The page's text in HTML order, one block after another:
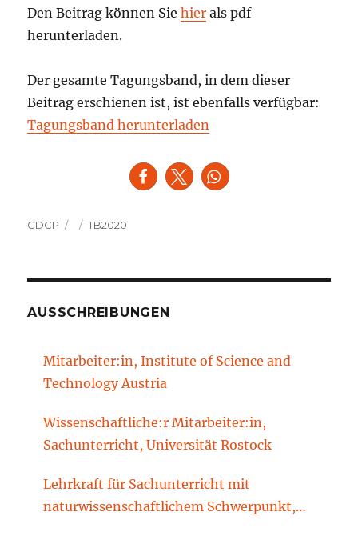
Den Beitrag können Siehier als pdf
herunterladen.
Der gesamte Tagungsband, in dem dieser
Beitrag erschienen ist, ist ebenfalls verfügbar:
Tagungsband herunterladen
Autor
GDCP
Veröffentlicht
Kategorien
TB2020
AUSSCHREIBUNGEN
Mitarbeiter:in, Institute of Science and
Technology Austria
Wissenschaftliche:r Mitarbeiter:in,
Sachunterricht, Universität Rostock
Lehrkraft für Sachunterricht mit
naturwissenschaftlichem Schwerpunkt,